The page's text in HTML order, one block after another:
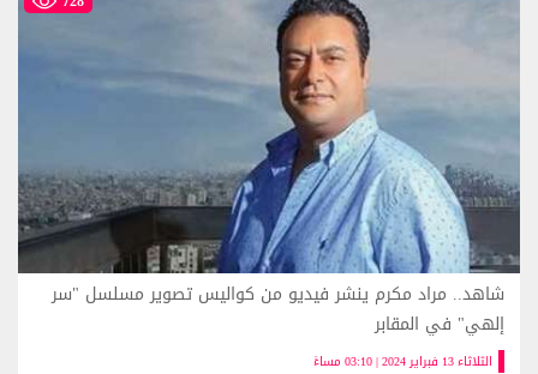
الثلاثاء 13 فبراير 2024 | 03:10 مساءً
شاهد.. مراد مكرم ينشر فيديو من كواليس تصوير مسلسل "سر
إلهي" في المقابر